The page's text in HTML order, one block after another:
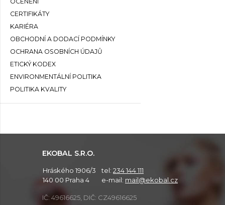
CERTIFIKÁTY
KARIÉRA
OBCHODNÍ A DODACÍ PODMÍNKY
OCHRANA OSOBNÍCH ÚDAJŮ
ETICKÝ KODEX
ENVIRONMENTÁLNÍ POLITIKA
POLITIKA KVALITY
EKOBAL S.R.O.
Hráského 1906/3
140 00 Praha 4
tel: 234 144 111
e-mail: mail@ekobal.cz
IČ: 49616625, DIČ: CZ49616625